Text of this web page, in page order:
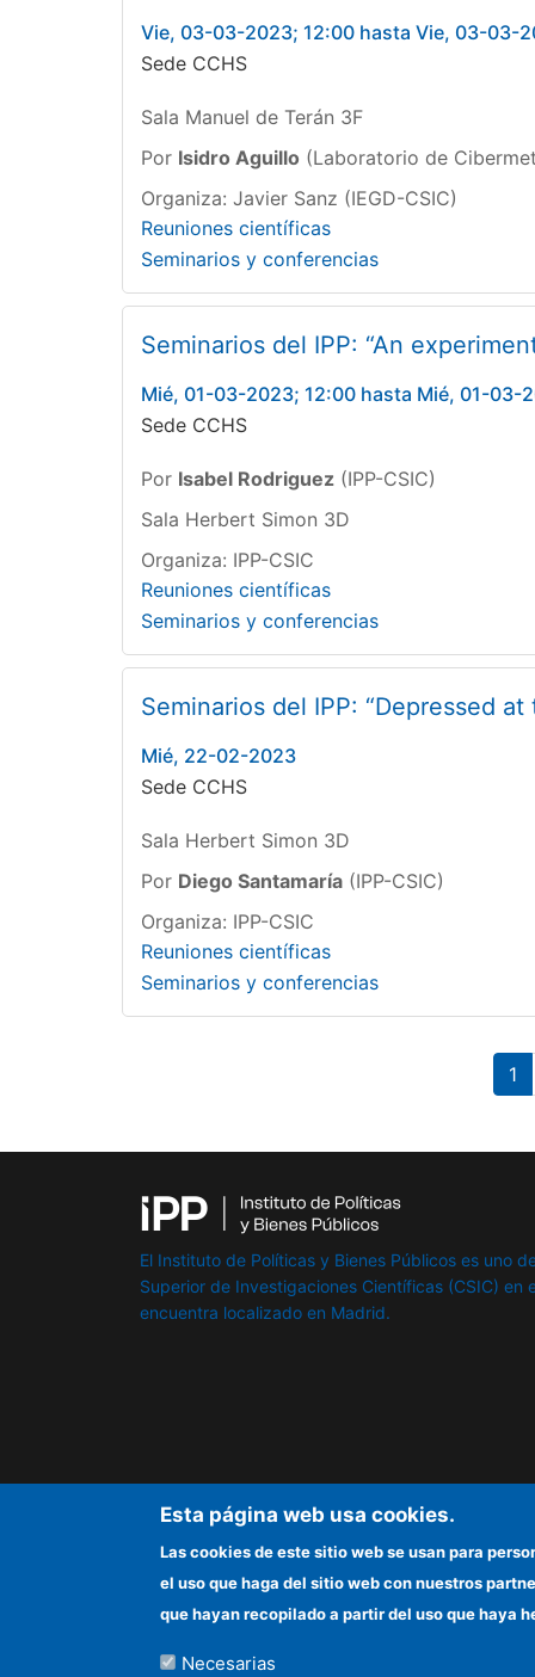
Vie, 03-03-2023; 12:00 hasta Vie, 03-03-
Sede CCHS
Sala Manuel de Terán 3F
Por Isidro Aguillo (Laboratorio de
Organiza: Javier Sanz (IEGD-CSIC)
Reuniones científicas
Seminarios y conferencias
Seminarios del IPP: “An
Mié, 01-03-2023; 12:00 hasta Mié, 01-03-
Sede CCHS
Por Isabel Rodriguez (IPP-CSIC)
Sala Herbert Simon 3D
Organiza: IPP-CSIC
Reuniones científicas
Seminarios y conferencias
Seminarios del IPP: “Depressed
Mié, 22-02-2023
Sede CCHS
Sala Herbert Simon 3D
Por Diego Santamaría (IPP-CSIC)
Organiza: IPP-CSIC
Reuniones científicas
Seminarios y conferencias
1
El Instituto de Políticas y Bienes Públicos es uno
Superior de Investigaciones Científicas (CSIC) en
encuentra localizado en Madrid.
Esta página web usa cookies.
Las cookies de este sitio web se usan para
el uso que haga del sitio web con nuestros
que hayan recopilado a partir del uso que haya
Necesarias